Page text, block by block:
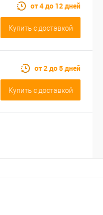
от 4 до 12 дней
Купить c доставкой
от 2 до 5 дней
Купить c доставкой